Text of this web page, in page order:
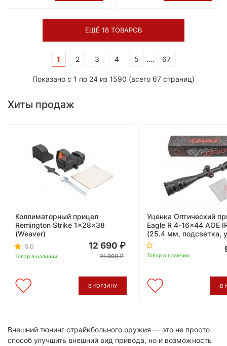
ЕЩЁ 18 ТОВАРОВ
1 2 3 4 5 .... 67
Показано с 1 по 24 из 1590 (всего 67 страниц)
Хиты продаж
Коллиматорный прицел
Remington Strike 1x28x38
(Weaver)
5.0
Товар в наличии
12 690
21 990
В КОРЗИНУ
Уценка Оптический
Eagle R 4-16x44 AOE
(25.4 мм, подсветка,
Товар в наличии
В
Внешний тюнинг страйкбольного оружия — это не просто
способ улучшить внешний вид привода, но и возможность